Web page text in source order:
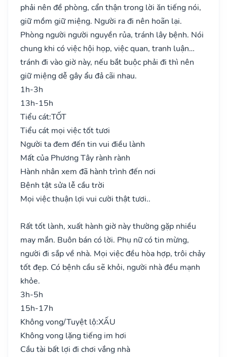
phải nên đề phòng, cẩn thận trong lời ăn tiếng nói,
giữ mồm giữ miệng. Người ra đi nên hoãn lại.
Phòng người người nguyền rủa, tránh lây bệnh. Nói
chung khi có việc hội họp, việc quan, tranh luận…
tránh đi vào giờ này, nếu bắt buộc phải đi thì nên
giữ miệng dễ gây ẩu đả cãi nhau.
1h-3h
13h-15h
Tiểu cát:TỐT
Tiểu cát mọi việc tốt tươi
Người ta đem đến tin vui điều lành
Mất của Phương Tây rành rành
Hành nhân xem đã hành trình đến nơi
Bệnh tật sửa lễ cầu trời
Mọi việc thuận lợi vui cười thật tươi..
Rất tốt lành, xuất hành giờ này thường gặp nhiều
may mắn. Buôn bán có lời. Phụ nữ có tin mừng,
người đi sắp về nhà. Mọi việc đều hòa hợp, trôi chảy
tốt đẹp. Có bệnh cầu sẽ khỏi, người nhà đều mạnh
khỏe.
3h-5h
15h-17h
Không vong/Tuyệt lộ:XẤU
Không vong lặng tiếng im hơi
Cầu tài bất lợi đi chơi vắng nhà